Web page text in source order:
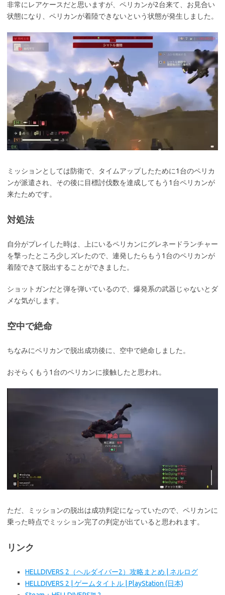
非常にレアケースだと思いますが、ペリカンが2台来て、お見合い
状態になり、ペリカンが着陸できないという状態が発生しました。
ミッションとしては防衛で、タイムアップしたために1台のペリカ
ンが派遣され、その後に目標討伐数を達成してもう1台ペリカンが
来たためです。
対処法
自分がプレイした時は、上にいるペリカンにグレネードランチャー
を撃ったところ少しズレたので、連発したらもう1台のペリカンが
着陸できて脱出することができました。
ショットガンだと弾を弾いているので、爆発系の武器じゃないとダ
メな気がします。
空中で絶命
ちなみにペリカンで脱出成功後に、空中で絶命しました。
おそらくもう1台のペリカンに接触したと思われ。
ただ、ミッションの脱出は成功判定になっていたので、ペリカンに
乗った時点でミッション完了の判定が出ていると思われます。
リンク
HELLDIVERS 2（ヘルダイバー2）攻略まとめ | ネルログ
HELLDIVERS 2 | ゲームタイトル | PlayStation (日本)